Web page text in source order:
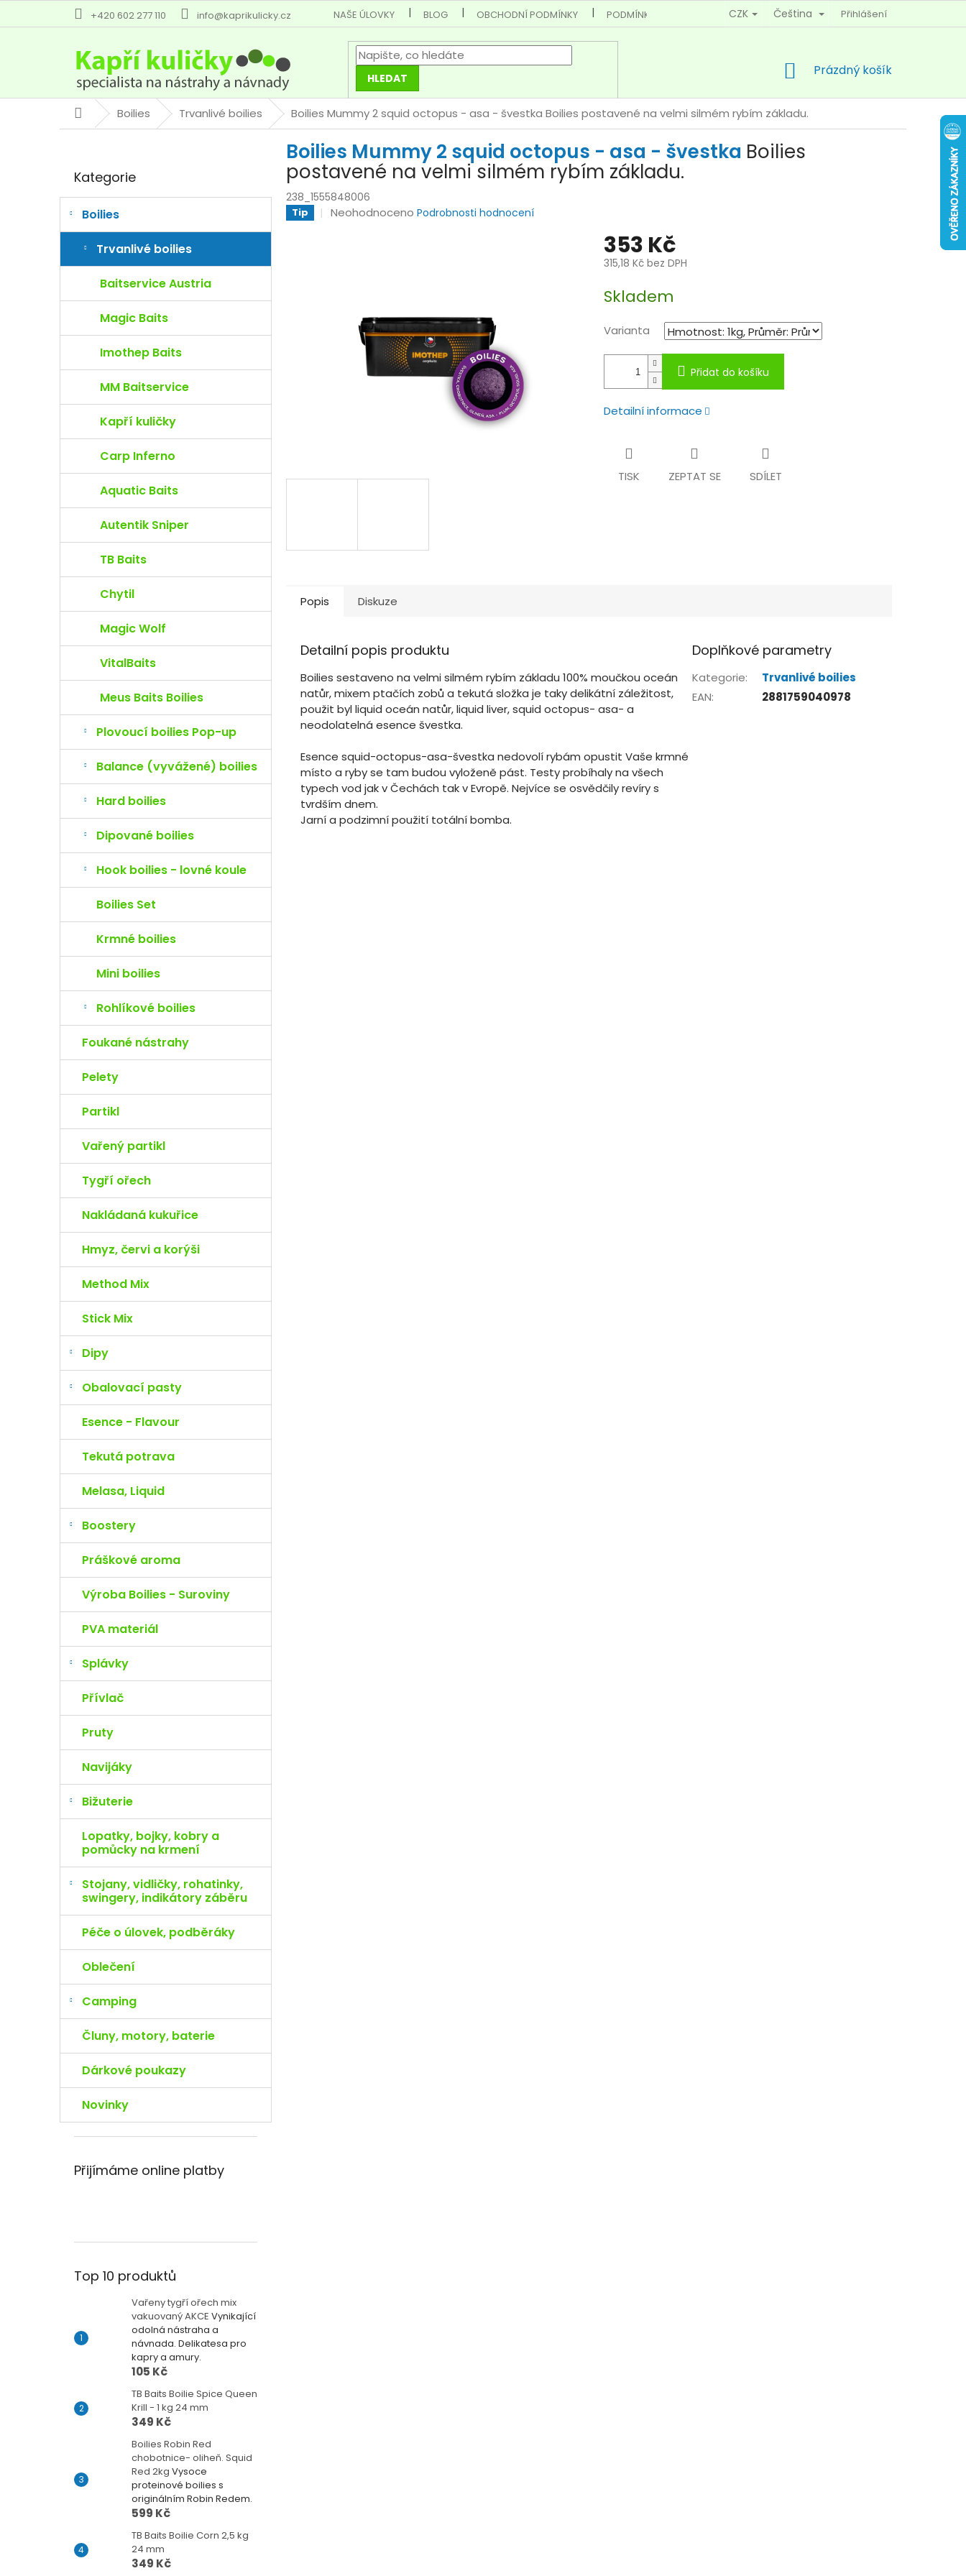
+420 602 277 110 info@kaprikulicky.cz NAŠE ÚLOVKY BLOG OBCHODNÍ PODMÍNKY PODMÍNKY OCHRANY OSOBNÍCH ÚDAJŮ KONTAKTY
CZK Čeština Přihlášení
HLEDAT
NÁKUPNÍ
Prázdný košík
DomůBoilies Trvanlivé boilies Boilies Mummy 2 squid octopus - asa - švestka Boilies postavené na velmi silmém rybím základu.
r
n
í
l
kategorie
Kategorie
Boilies
Trvanlivé boilies
Baitservice Austria
Magic Baits
Imothep Baits
MM Baitservice
Kapří kuličky
Carp Inferno
Aquatic Baits
Autentik Sniper
TB Baits
Chytil
Magic Wolf
VitalBaits
Meus Baits Boilies
Plovoucí boilies Pop-up
Balance (vyvážené) boilies
Hard boilies
Dipované boilies
Hook boilies - lovné koule
Boilies Set
Krmné boilies
Mini boilies
Rohlíkové boilies
Foukané nástrahy
Pelety
Partikl
Vařený partikl
Tygří ořech
Nakládaná kukuřice
Hmyz, červi a korýši
Method Mix
Stick Mix
Dipy
Obalovací pasty
Esence - Flavour
Tekutá potrava
Melasa, Liquid
Boostery
Práškové aroma
Výroba Boilies - Suroviny
PVA materiál
Splávky
Přívlač
Pruty
Navijáky
Bižuterie
Lopatky, bojky, kobry a
pomůcky na krmení
Stojany, vidličky, rohatinky,
swingery, indikátory záběru
Péče o úlovek, podběráky
Oblečení
Camping
Čluny, motory, baterie
Dárkové poukazy
Novinky
Přijímáme online platby
Top 10 produktů
Vařeny tygří ořech mix
vakuovaný AKCE Vynikající
odolná nástraha a
návnada. Delikatesa pro
kapry a amury.
105 Kč
TB Baits Boilie Spice Queen
Krill - 1 kg 24 mm
349 Kč
Boilies Robin Red
chobotnice- oliheň. Squid
Red 2kg Vysoce
proteinové boilies s
originálním Robin Redem.
599 Kč
TB Baits Boilie Corn 2,5 kg
24 mm
349 Kč
Boilies Mummy 2 squid octopus - asa - švestka Boilies
postavené na velmi silmém rybím základu.
238_1555848006
Tip
Průměrné
hvězdiček.
Neohodnoceno Podrobnosti hodnocení
353 Kč
315,18 Kč bez DPH
cena:
Skladem
Varianta
Přidat do košíku
Detailní informace
TISK ZEPTAT SE SDÍLET
Popis Diskuze
Detailní popis produktu
Boilies sestaveno na velmi silmém rybím základu 100% moučkou oceán
natůr, mixem ptačích zobů a tekutá složka je taky delikátní záležitost,
použit byl liquid oceán natůr, liquid liver, squid octopus- asa- a
neodolatelná esence švestka.
Esence squid-octopus-asa-švestka nedovolí rybám opustit Vaše krmné
místo a ryby se tam budou vyloženě pást. Testy probíhaly na všech
typech vod jak v Čechách tak v Evropě. Nejvíce se osvědčily revíry s
tvrdším dnem.
Jarní a podzimní použití totální bomba.
Doplňkové parametry
Kategorie:
Trvanlivé boilies
EAN: 2881759040978